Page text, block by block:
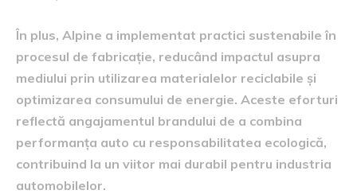
În plus, Alpine a implementat practici sustenabile în
procesul de fabricație, reducând impactul asupra
mediului prin utilizarea materialelor reciclabile și
optimizarea consumului de energie. Aceste eforturi
reflectă angajamentul brandului de a combina
performanța auto cu responsabilitatea ecologică,
contribuind la un viitor mai durabil pentru industria
automobilelor.